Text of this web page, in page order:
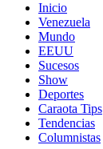
Inicio
Venezuela
Mundo
EEUU
Sucesos
Show
Deportes
Caraota Tips
Tendencias
Columnistas